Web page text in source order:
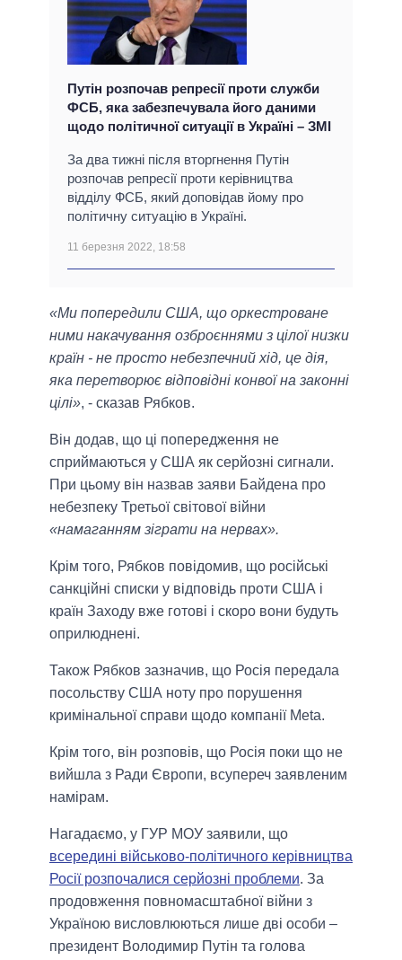
Путін розпочав репресії проти служби
ФСБ, яка забезпечувала його даними
щодо політичної ситуації в Україні – ЗМІ
За два тижні після вторгнення Путін
розпочав репресії проти керівництва
відділу ФСБ, який доповідав йому про
політичну ситуацію в Україні.
11 березня 2022, 18:58
«Ми попередили США, що оркестроване
ними накачування озброєннями з цілої низки
країн - не просто небезпечний хід, це дія,
яка перетворює відповідні конвої на законні
цілі», - сказав Рябков.
Він додав, що ці попередження не
сприймаються у США як серйозні сигнали.
При цьому він назвав заяви Байдена про
небезпеку Третьої світової війни
«намаганням зіграти на нервах».
Крім того, Рябков повідомив, що російські
санкційні списки у відповідь проти США і
країн Заходу вже готові і скоро вони будуть
оприлюднені.
Також Рябков зазначив, що Росія передала
посольству США ноту про порушення
кримінальної справи щодо компанії Meta.
Крім того, він розповів, що Росія поки що не
вийшла з Ради Європи, всупереч заявленим
намірам.
Нагадаємо, у ГУР МОУ заявили, що
всередині військово-політичного керівництва
Росії розпочалися серйозні проблеми. За
продовження повномасштабної війни з
Україною висловлюються лише дві особи –
президент Володимир Путін та голова